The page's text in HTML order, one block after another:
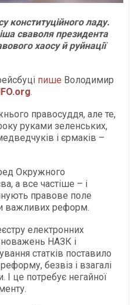
конституційного ладу.
сваволя президента
хаосу й руйнації
пише Володимир
.
правосуддя, але те,
руками зеленських,
і єрмаків –
Окружного
а все частіше – і
правове поле
важливих реформ.
електронних
НАЗК і
статків поставило
безвіз і взагалі
І це потребує негайної